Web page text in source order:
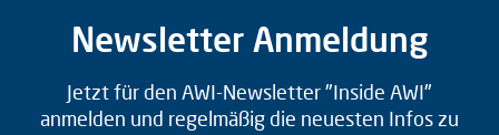
Newsletter Anmeldung
Jetzt für den AWI-Newsletter "Inside AWI"
anmelden und regelmäßig die neuesten Infos zu